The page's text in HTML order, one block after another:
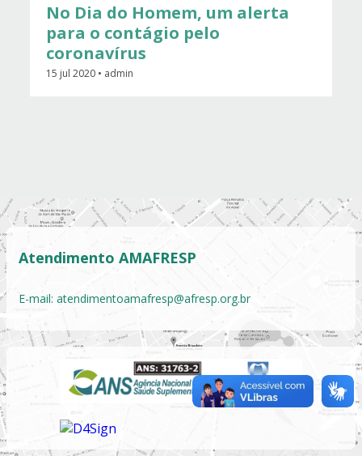
No Dia do Homem, um alerta
para o contágio pelo
coronavírus
15 jul 2020 • admin
Atendimento AMAFRESP
E-mail: atendimentoamafresp@afresp.org.br